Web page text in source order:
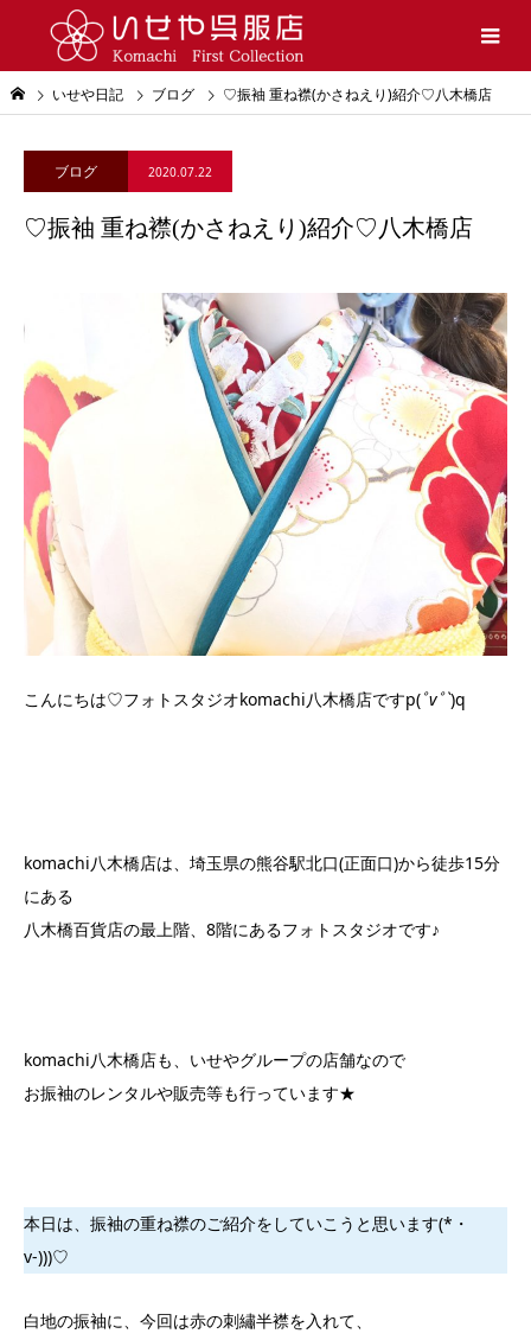
いせや日記 ブログ ♡振袖 重ね襟(かさねえり)紹介♡八木橋店
ブログ 2020.07.22
♡振袖 重ね襟(かさねえり)紹介♡八木橋店
こんにちは♡フォトスタジオkomachi八木橋店ですp(ﾟvﾟ`)q
komachi八木橋店は、埼玉県の熊谷駅北口(正面口)から徒歩15分
にある
八木橋百貨店の最上階、8階にあるフォトスタジオです♪
komachi八木橋店も、いせやグループの店舗なので
お振袖のレンタルや販売等も行っています★
本日は、振袖の重ね襟のご紹介をしていこうと思います(*・
v-)))♡
白地の振袖に、今回は赤の刺繡半襟を入れて、